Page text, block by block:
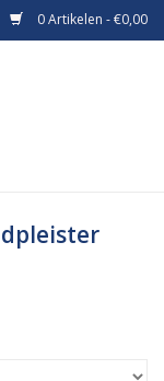
0 Artikelen - €0,00